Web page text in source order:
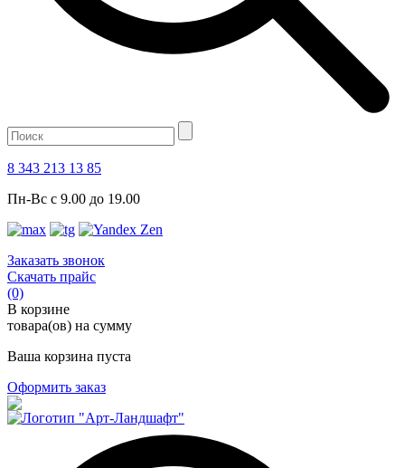
8 343 213 13 85
Пн-Вс с 9.00 до 19.00
Заказать звонок
Скачать прайс
(0)
В корзине
товара(ов) на сумму
Ваша корзина пуста
Оформить заказ